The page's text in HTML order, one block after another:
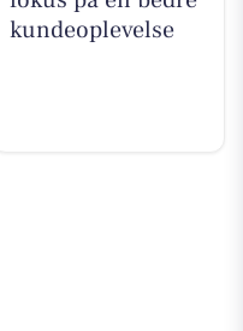
kundeoplevelse